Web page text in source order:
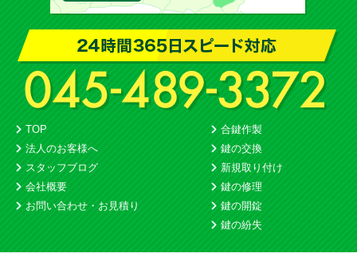
TOP
法人のお客様へ
スタッフブログ
会社概要
お問い合わせ・お見積り
合鍵作製
鍵の交換
新規取り付け
鍵の修理
鍵の開錠
鍵の紛失